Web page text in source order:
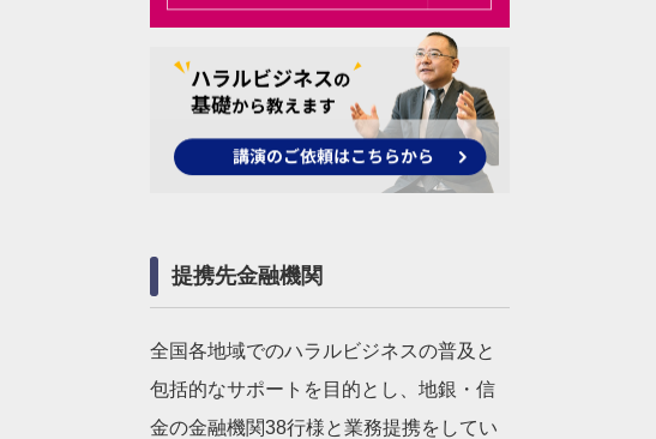
提携先金融機関
全国各地域でのハラルビジネスの普及と
包括的なサポートを目的とし、地銀・信
金の金融機関38行様と業務提携をしてい